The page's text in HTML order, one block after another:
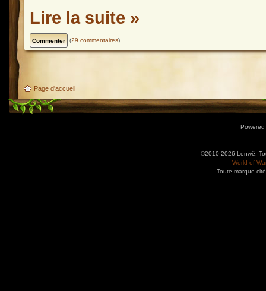
Lire la suite »
(29 commentaires)
Page d'accueil
©2010-2026 Lenwë.
World of
Toute marque